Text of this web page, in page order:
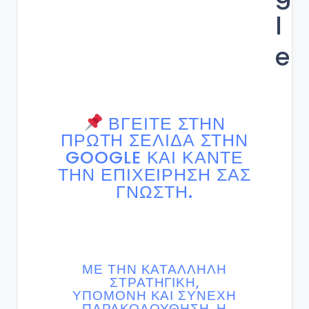
l
e
ΒΓΕΊΤΕ ΣΤΗΝ
ΠΡΏΤΗ ΣΕΛΊΔΑ ΣΤΗΝ
GOOGLE ΚΑΙ ΚΆΝΤΕ
ΤΗΝ ΕΠΙΧΕΊΡΗΣΗ ΣΑΣ
ΓΝΩΣΤΉ.
ΜΕ ΤΗΝ ΚΑΤΆΛΛΗΛΗ
ΣΤΡΑΤΗΓΙΚΉ,
ΥΠΟΜΟΝΉ ΚΑΙ ΣΥΝΕΧΉ